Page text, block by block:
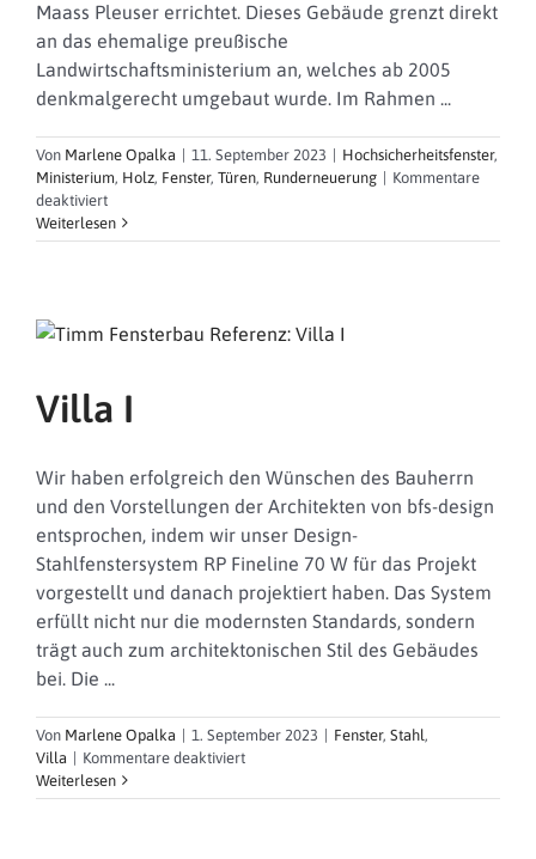
Maass Pleuser errichtet. Dieses Gebäude grenzt direkt
an das ehemalige preußische
Landwirtschaftsministerium an, welches ab 2005
denkmalgerecht umgebaut wurde. Im Rahmen ...
Von Marlene Opalka | 11. September 2023 | Hochsicherheitsfenster,
Ministerium, Holz, Fenster, Türen, Runderneuerung | Kommentare
deaktiviertfür
Bundesministerium
für
Sicherheit
Weiterlesen
Villa I
Wir haben erfolgreich den Wünschen des Bauherrn
und den Vorstellungen der Architekten von bfs-design
entsprochen, indem wir unser Design-
Stahlfenstersystem RP Fineline 70 W für das Projekt
vorgestellt und danach projektiert haben. Das System
erfüllt nicht nur die modernsten Standards, sondern
trägt auch zum architektonischen Stil des Gebäudes
bei. Die ...
Von Marlene Opalka | 1. September 2023 | Fenster, Stahl,
Villa | Kommentare deaktiviertfür
I
Weiterlesen